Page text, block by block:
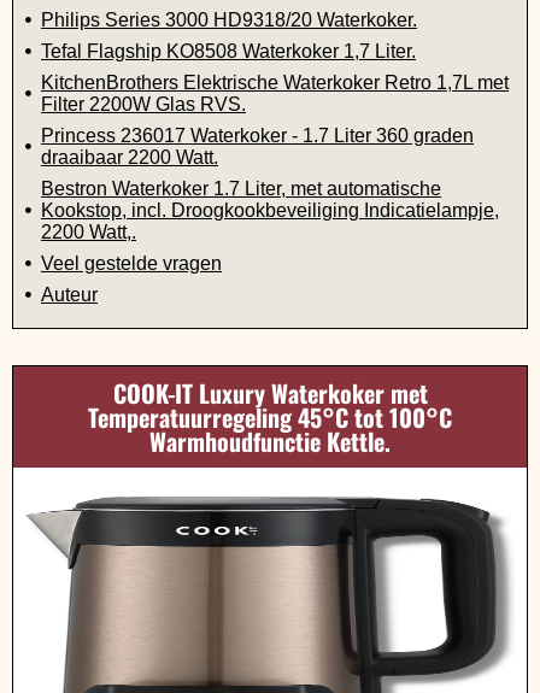
Philips Series 3000 HD9318/20 Waterkoker.
Tefal Flagship KO8508 Waterkoker 1,7 Liter.
KitchenBrothers Elektrische Waterkoker Retro 1,7L met
Filter 2200W Glas RVS.
Princess 236017 Waterkoker - 1.7 Liter 360 graden
draaibaar 2200 Watt.
Bestron Waterkoker 1.7 Liter, met automatische
Kookstop, incl. Droogkookbeveiliging Indicatielampje,
2200 Watt,.
Veel gestelde vragen
Auteur
COOK-IT Luxury Waterkoker met
Temperatuurregeling 45°C tot 100°C
Warmhoudfunctie Kettle.